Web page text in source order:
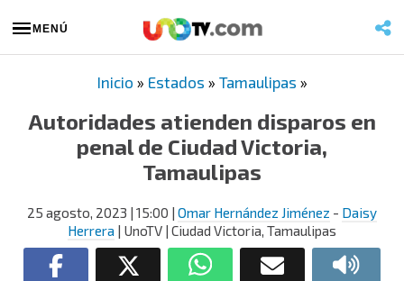
MENÚ
Inicio » Estados » Tamaulipas »
Autoridades atienden disparos en
penal de Ciudad Victoria,
Tamaulipas
25 agosto, 2023 | 15:00 | Omar Hernández Jiménez - Daisy
Herrera | UnoTV | Ciudad Victoria, Tamaulipas